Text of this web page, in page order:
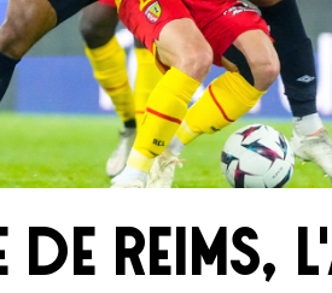
de Reims,